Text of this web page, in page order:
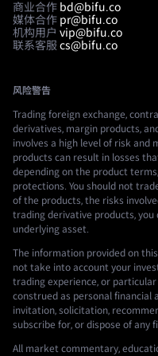
商业合作 bd@bifu.co
媒体合作 pr@bifu.co
机构用户 vip@bifu.co
联系客服 cs@bifu.co
风险警告
Trading foreign exchange,
derivatives, margin products,
involves a high level of risk and
products can result in losses
depending on the product
protections. You should not
of the products, the risks
trading derivative products,
underlying asset.
The information provided on
not take into account your
trading experience, or
construed as personal financial
invitation, solicitation,
subscribe for, or dispose of any
All market commentary,